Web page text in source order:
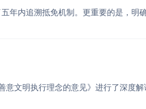
年内追溯抵免机制。更重要的是，明
文明执行理念的意见》进行了深度解